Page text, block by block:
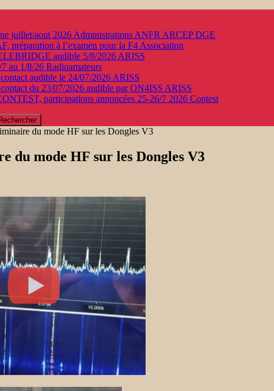
juillet/aout 2026 Administrations ANFR ARCEP DGE
préparation à l’examen pour la F4 Association
audible 5/8/2026 ARISS
au 1/8/26 Radioamateurs
audible le 24/07/2026 ARISS
du 23/07/2026 audible par ON4ISS ARISS
participations annoncées 25-26/7 2026 Contest
du mode HF sur les Dongles V3
du mode HF sur les Dongles V3